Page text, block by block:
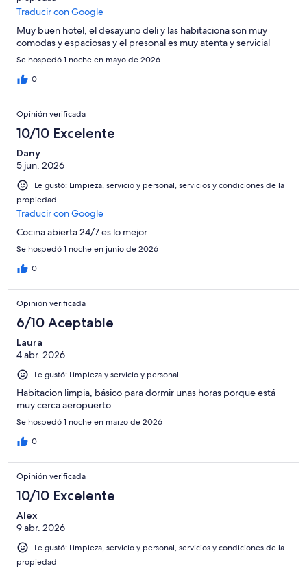
Traducir con Google
Muy buen hotel, el desayuno deli y las habitaciona son muy
comodas y espaciosas y el presonal es muy atenta y servicial
Se hospedó 1 noche en mayo de 2026
0
Opinión verificada
10/10 Excelente
Dany
5 jun. 2026
Le gustó: Limpieza, servicio y personal, servicios y condiciones de la
propiedad
Traducir con Google
Cocina abierta 24/7 es lo mejor
Se hospedó 1 noche en junio de 2026
0
Opinión verificada
6/10 Aceptable
Laura
4 abr. 2026
Le gustó: Limpieza y servicio y personal
Habitacion limpia, básico para dormir unas horas porque está
muy cerca aeropuerto.
Se hospedó 1 noche en marzo de 2026
0
Opinión verificada
10/10 Excelente
Alex
9 abr. 2026
Le gustó: Limpieza, servicio y personal, servicios y condiciones de la
propiedad